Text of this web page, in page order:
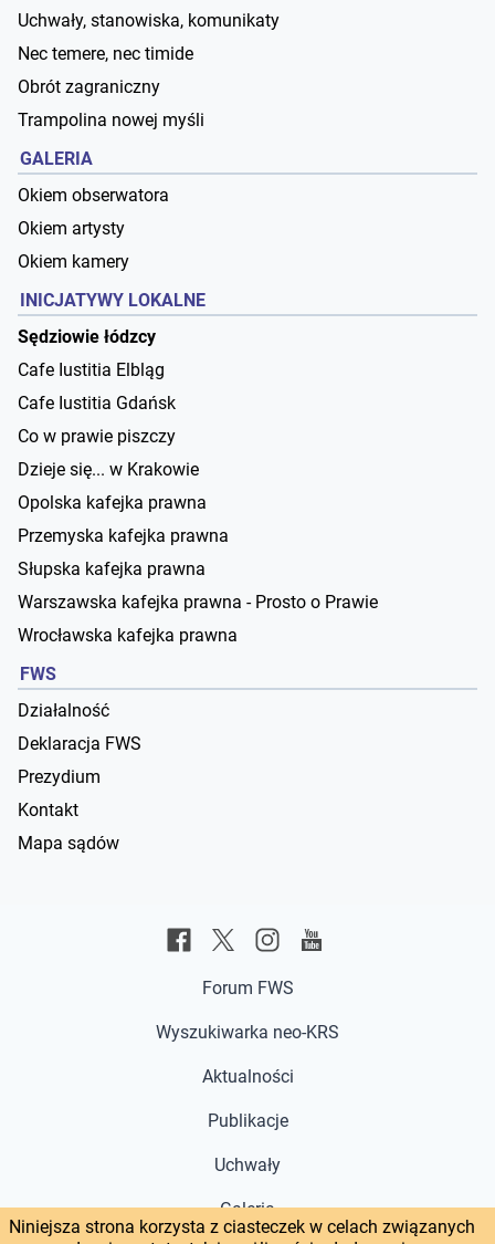
Uchwały, stanowiska, komunikaty
Nec temere, nec timide
Obrót zagraniczny
Trampolina nowej myśli
GALERIA
Okiem obserwatora
Okiem artysty
Okiem kamery
INICJATYWY LOKALNE
Sędziowie łódzcy
Cafe Iustitia Elbląg
Cafe Iustitia Gdańsk
Co w prawie piszczy
Dzieje się... w Krakowie
Opolska kafejka prawna
Przemyska kafejka prawna
Słupska kafejka prawna
Warszawska kafejka prawna - Prosto o Prawie
Wrocławska kafejka prawna
FWS
Działalność
Deklaracja FWS
Prezydium
Kontakt
Mapa sądów
Forum FWS
Wyszukiwarka neo-KRS
Aktualności
Publikacje
Uchwały
Galeria
Niniejsza strona korzysta z ciasteczek w celach związanych